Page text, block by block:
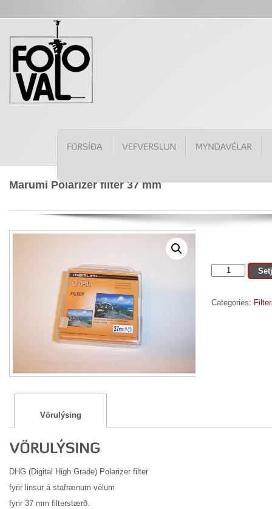
Marumi Polarizer filter 37 mm
Marumi
filter
Categories:
Vörulýsing
DHG (Digital High Grade) Polarizer filter
fyrir linsur á stafrænum vélum
fyrir 37 mm filterstærð.